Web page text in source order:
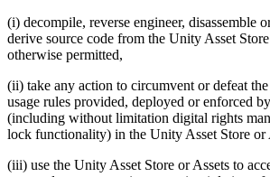
(i) decompile, reverse engineer, disassemble
derive source code from the Unity Asset
otherwise permitted,
(ii) take any action to circumvent or defeat
usage rules provided, deployed or enforced
(including without limitation digital rights
lock functionality) in the Unity Asset Store or
(iii) use the Unity Asset Store or Assets to